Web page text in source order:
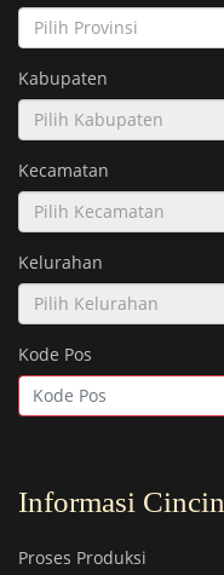
Pilih Provinsi
Kabupaten
Pilih Kabupaten
Kecamatan
Pilih Kecamatan
Kelurahan
Pilih Kelurahan
Kode Pos
Informasi Cincin
Proses Produksi